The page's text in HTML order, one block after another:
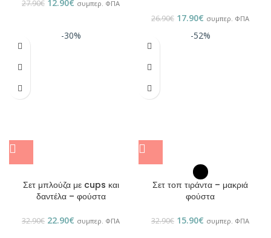
27.90€ 12.90€ συμπερ. ΦΠΑ
26.90€ 17.90€ συμπερ. ΦΠΑ
-30%
Σετ μπλούζα με cups και
δαντέλα – φούστα
32.90€ 22.90€ συμπερ. ΦΠΑ
-52%
Σετ τοπ τιράντα – μακριά
φούστα
32.90€ 15.90€ συμπερ. ΦΠΑ